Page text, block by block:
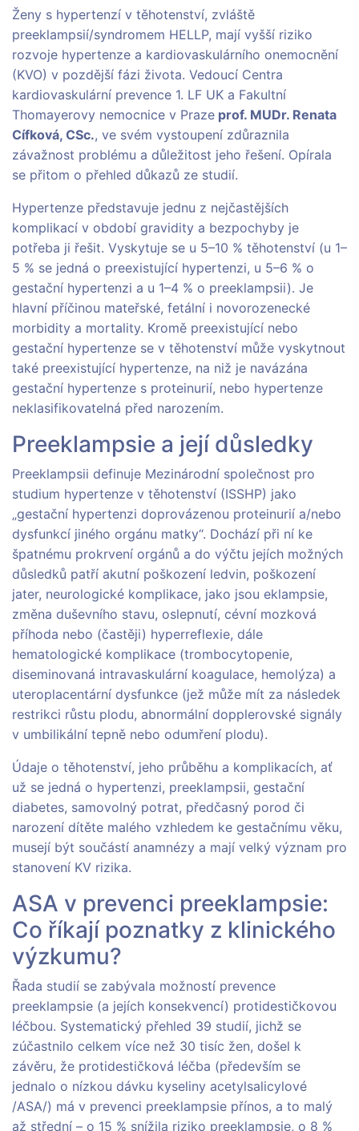
Ženy s hypertenzí v těhotenství, zvláště
preeklampsií/syndromem HELLP, mají vyšší riziko
rozvoje hypertenze a kardiovaskulárního onemocnění
(KVO) v pozdější fázi života. Vedoucí Centra
kardiovaskulární prevence 1. LF UK a Fakultní
Thomayerovy nemocnice v Praze prof. MUDr. Renata
Cífková, CSc., ve svém vystoupení zdůraznila
závažnost problému a důležitost jeho řešení. Opírala
se přitom o přehled důkazů ze studií.
Hypertenze představuje jednu z nejčastějších
komplikací v období gravidity a bezpochyby je
potřeba ji řešit. Vyskytuje se u 5–10 % těhotenství (u 1–
5 % se jedná o preexistující hypertenzi, u 5–6 % o
gestační hypertenzi a u 1–4 % o preeklampsii). Je
hlavní příčinou mateřské, fetální i novorozenecké
morbidity a mortality. Kromě preexistující nebo
gestační hypertenze se v těhotenství může vyskytnout
také preexistující hypertenze, na niž je navázána
gestační hypertenze s proteinurií, nebo hypertenze
neklasifikovatelná před narozením.
Preeklampsie a její důsledky
Preeklampsii definuje Mezinárodní společnost pro
studium hypertenze v těhotenství (ISSHP) jako
„gestační hypertenzi doprovázenou proteinurií a/nebo
dysfunkcí jiného orgánu matky“. Dochází při ní ke
špatnému prokrvení orgánů a do výčtu jejích možných
důsledků patří akutní poškození ledvin, poškození
jater, neurologické komplikace, jako jsou eklampsie,
změna duševního stavu, oslepnutí, cévní mozková
příhoda nebo (častěji) hyperreflexie, dále
hematologické komplikace (trombocytopenie,
diseminovaná intravaskulární koagulace, hemolýza) a
uteroplacentární dysfunkce (jež může mít za následek
restrikci růstu plodu, abnormální dopplerovské signály
v umbilikální tepně nebo odumření plodu).
Údaje o těhotenství, jeho průběhu a komplikacích, ať
už se jedná o hypertenzi, preeklampsii, gestační
diabetes, samovolný potrat, předčasný porod či
narození dítěte malého vzhledem ke gestačnímu věku,
musejí být součástí anamnézy a mají velký význam pro
stanovení KV rizika.
ASA v prevenci preeklampsie:
Co říkají poznatky z klinického
výzkumu?
Řada studií se zabývala možností prevence
preeklampsie (a jejích konsekvencí) protidestičkovou
léčbou. Systematický přehled 39 studií, jichž se
zúčastnilo celkem více než 30 tisíc žen, došel k
závěru, že protidestičková léčba (především se
jednalo o nízkou dávku kyseliny acetylsalicylové
/ASA/) má v prevenci preeklampsie přínos, a to malý
až střední – o 15 % snížila riziko preeklampsie, o 8 %